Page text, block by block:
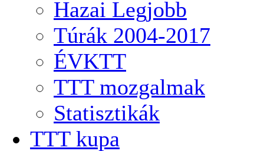
Hazai Legjobb
Túrák 2004-2017
ÉVKTT
TTT mozgalmak
Statisztikák
TTT kupa